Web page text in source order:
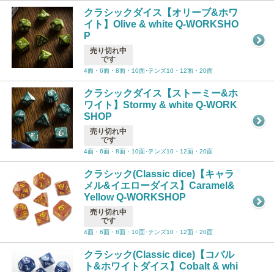
クラシックダイス【オリーブ&ホワ
イト】Olive & white Q-WORKSHO
P
売り切れ中
です
4面・6面・8面・10面･テンズ10・12面・20面
クラシックダイス【ストーミー&ホ
ワイト】Stormy & white Q-WORK
SHOP
売り切れ中
です
4面・6面・8面・10面･テンズ10・12面・20面
クラシック(Classic dice)【キャラ
メル&イエローダイス】Caramel&
Yellow Q-WORKSHOP
売り切れ中
です
4面・6面・8面・10面･テンズ10・12面・20面
クラシック(Classic dice)【コバル
ト&ホワイトダイス】Cobalt & whi